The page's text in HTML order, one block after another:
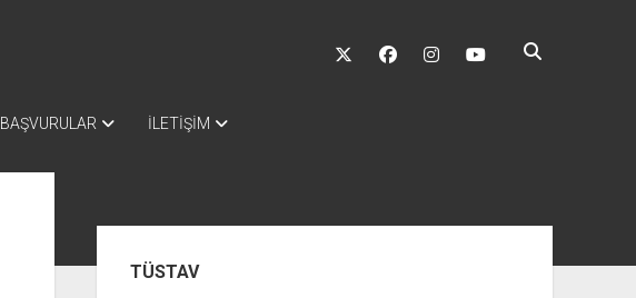
twitter facebookinstagramyoutube
BAŞVURULAR İLETİŞİM
MenüTÜSTAV